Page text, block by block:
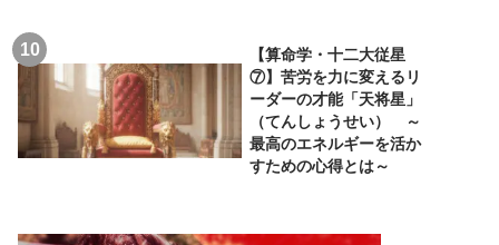
【算命学・十二大従星
⑦】苦労を力に変えるリ
ーダーの才能「天将星」
（てんしょうせい） ～
最高のエネルギーを活か
すための心得とは～